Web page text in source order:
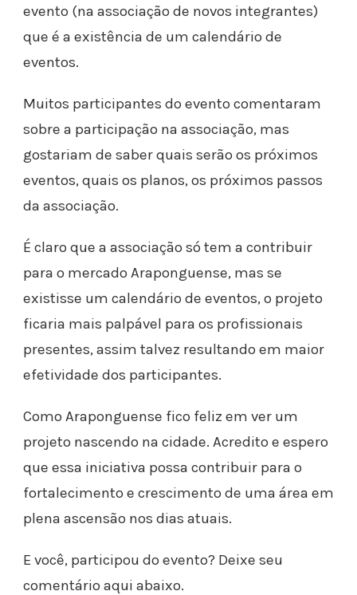
evento (na associação de novos integrantes)
que é a existência de um calendário de
eventos.
Muitos participantes do evento comentaram
sobre a participação na associação, mas
gostariam de saber quais serão os próximos
eventos, quais os planos, os próximos passos
da associação.
É claro que a associação só tem a contribuir
para o mercado Araponguense, mas se
existisse um calendário de eventos, o projeto
ficaria mais palpável para os profissionais
presentes, assim talvez resultando em maior
efetividade dos participantes.
Como Araponguense fico feliz em ver um
projeto nascendo na cidade. Acredito e espero
que essa iniciativa possa contribuir para o
fortalecimento e crescimento de uma área em
plena ascensão nos dias atuais.
E você, participou do evento? Deixe seu
comentário aqui abaixo.